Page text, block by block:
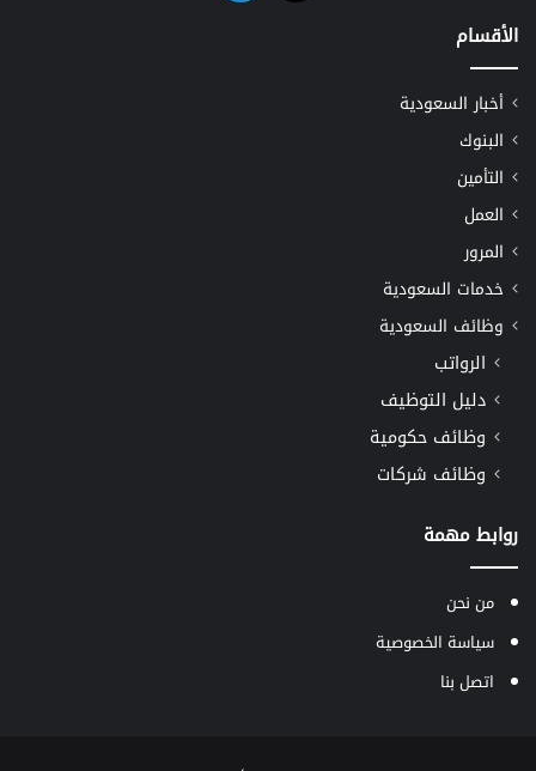
الأقسام
أخبار السعودية
البنوك
التأمين
العمل
المرور
خدمات السعودية
وظائف السعودية
الرواتب
دليل التوظيف
وظائف حكومية
وظائف شركات
روابط مهمة
من نحن
سياسة الخصوصية
اتصل بنا